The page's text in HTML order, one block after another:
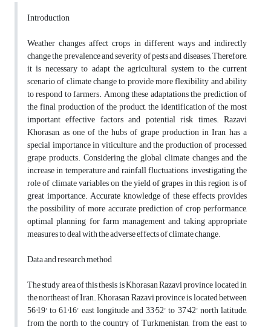
Introduction
Weather changes affect crops in different ways and indirectly
change the prevalence and severity of pests and diseases; Therefore,
it is necessary to adapt the agricultural system to the current
scenario of climate change to provide more flexibility and ability
to respond to farmers. Among these adaptations the prediction of
the final production of the product, the identification of the most
important effective factors and potential risk times. Razavi
Khorasan, as one of the hubs of grape production in Iran, has a
special importance in viticulture and the production of processed
grape products. Considering the global climate changes and the
increase in temperature and rainfall fluctuations, investigating the
role of climate variables on the yield of grapes in this region is of
great importance. Accurate knowledge of these effects provides
the possibility of more accurate prediction of crop performance,
optimal planning for farm management and taking appropriate
measures to deal with the adverse effects of climate change.
Data and research method
The study area of this thesis is Khorasan Razavi province located in
the northeast of Iran. Khorasan Razavi province is located between
56°19' to 61°16' east longitude and 33°52' to 37°42' north latitude,
from the north to the country of Turkmenistan, from the east to